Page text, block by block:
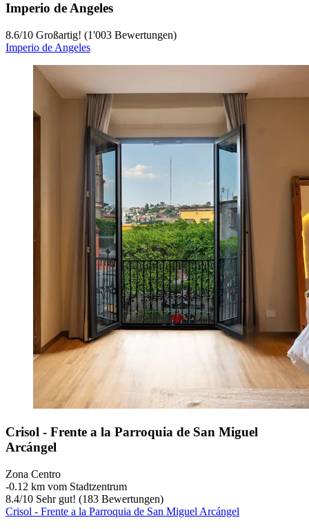
Imperio de Angeles
8.6/10 Großartig! (1'003 Bewertungen)
Imperio de Angeles
Crisol - Frente a la Parroquia de San Miguel
Arcángel
Zona Centro
‐0.12 km vom Stadtzentrum
8.4/10 Sehr gut! (183 Bewertungen)
Crisol - Frente a la Parroquia de San Miguel Arcángel